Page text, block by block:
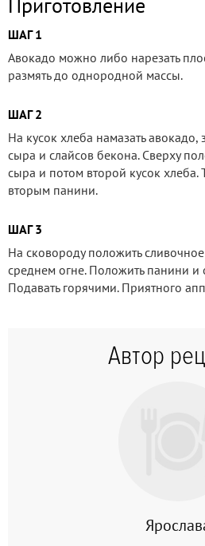
ШАГ 1
Авокадо можно либо нарезать
размять до однородной массы.
ШАГ 2
На кусок хлеба намазать авокадо,
сыра и слайсов бекона. Сверху
сыра и потом второй кусок хлеба.
вторым панини.
ШАГ 3
На сковороду положить сливочное
среднем огне. Положить панини и
Подавать горячими. Приятного
Автор